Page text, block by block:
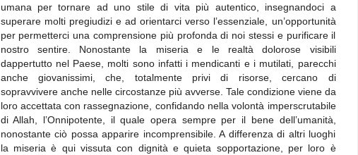
umana per tornare ad uno stile di vita più autentico, insegnandoci a
superare molti pregiudizi e ad orientarci verso l’essenziale, un’opportunità
per permetterci una comprensione più profonda di noi stessi e purificare il
nostro sentire. Nonostante la miseria e le realtà dolorose visibili
dappertutto nel Paese, molti sono infatti i mendicanti e i mutilati, parecchi
anche giovanissimi, che, totalmente privi di risorse, cercano di
sopravvivere anche nelle circostanze più avverse. Tale condizione viene da
loro accettata con rassegnazione, confidando nella volontà imperscrutabile
di Allah, l’Onnipotente, il quale opera sempre per il bene dell’umanità,
nonostante ciò possa apparire incomprensibile. A differenza di altri luoghi
la miseria è qui vissuta con dignità e quieta sopportazione, per loro è